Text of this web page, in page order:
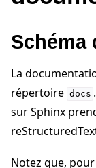
Schéma
La
répertoire docs
sur Sphinx
Notez que,